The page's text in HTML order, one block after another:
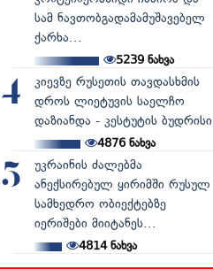
სამ ნავთობგადამამუშავებელ
ქარხა...
5239ნახვა
4
კიევზე რუსეთის თავდასხმის
დროს ლიეტუვის საელჩო
დაზიანდა - კესტუტის ბუდრისი
4876ნახვა
5
უკრაინის ძალებმა
ანექსირებულ ყირიმში რუსულ
სამხედრო ობიექტებზე
იერიშები მიიტანეს...
4814ნახვა